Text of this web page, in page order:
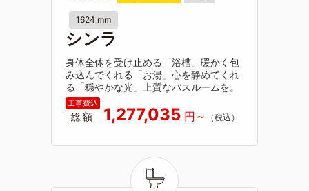
1624 mm
シンラ
身体全体を受け止める「浴槽」暖かく包
み込んでくれる「お湯」心を静めてくれ
る「穏やかな光」上質なバスルームを。
総額 1,277,035